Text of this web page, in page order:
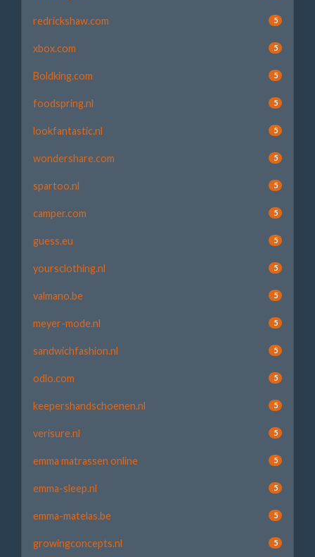
redrickshaw.com 5
xbox.com 5
Boldking.com 5
foodspring.nl 5
lookfantastic.nl 5
wondershare.com 5
spartoo.nl 5
camper.com 5
guess.eu 5
yoursclothing.nl 5
valmano.be 5
meyer-mode.nl 5
sandwichfashion.nl 5
odlo.com 5
keepershandschoenen.nl 5
verisure.nl 5
emma matrassen online 5
emma-sleep.nl 5
emma-matelas.be 5
growingconcepts.nl 5